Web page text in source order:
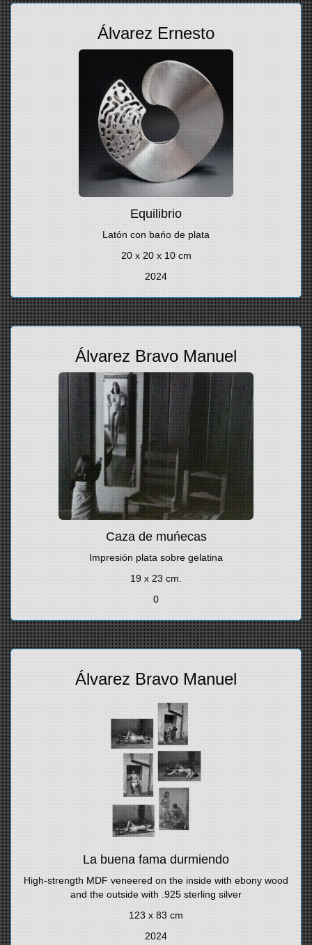
Álvarez Ernesto
Equilibrio
Latón con bańo de plata
20 x 20 x 10 cm
2024
Álvarez Bravo Manuel
Caza de muńecas
Impresión plata sobre gelatina
19 x 23 cm.
0
Álvarez Bravo Manuel
La buena fama durmiendo
High-strength MDF veneered on the inside with ebony wood
and the outside with .925 sterling silver
123 x 83 cm
2024